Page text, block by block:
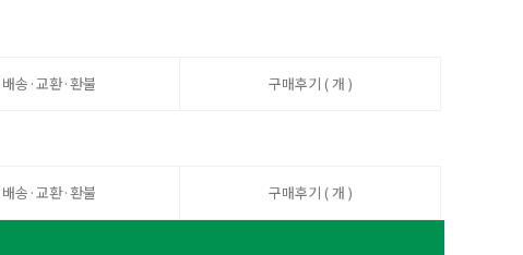
배송·교환·환불 구매후기 ( 개 )
배송·교환·환불 구매후기 ( 개 )